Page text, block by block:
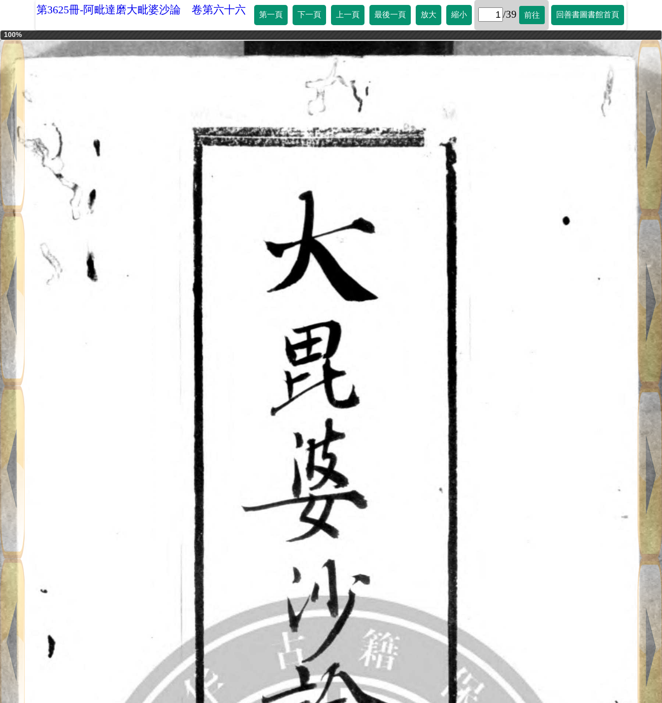
第3625冊-阿毗達磨大毗婆沙論 卷第六十六 第一頁 下一頁 上一頁 最後一頁 放大 縮小 /39 前往 回善書圖書館首頁
100%